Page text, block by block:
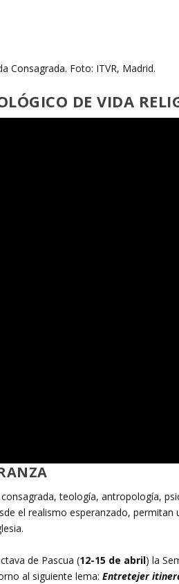
Consagrada. Foto: ITVR, Madrid.
DE VIDA
teología, antropología,
el realismo esperanzado, permitan
de Pascua (12-15 de abril) la
al siguiente lema:Entretejer